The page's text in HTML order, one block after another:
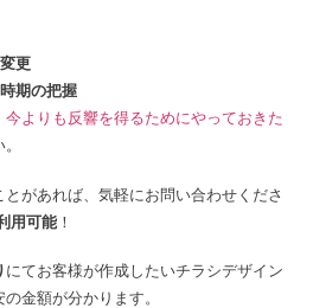
更
期の把握
今よりも反響を得るためにやっておきた
とがあれば、気軽にお問い合わせくださ
用可能 ！
にてお客様が作成したいチラシデザイン
金額が分かります。